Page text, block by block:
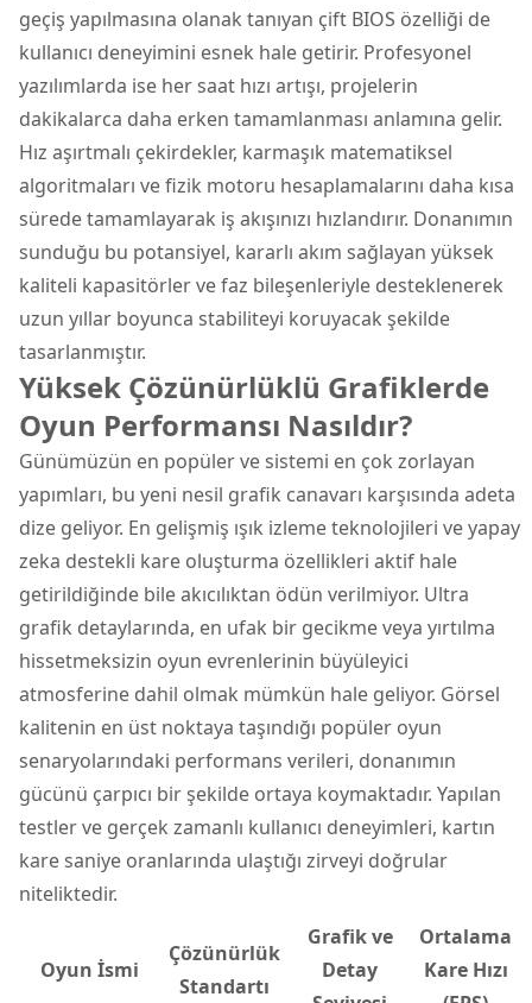
geçiş yapılmasına olanak tanıyan çift BIOS özelliği de
kullanıcı deneyimini esnek hale getirir. Profesyonel
yazılımlarda ise her saat hızı artışı, projelerin
dakikalarca daha erken tamamlanması anlamına gelir.
Hız aşırtmalı çekirdekler, karmaşık matematiksel
algoritmaları ve fizik motoru hesaplamalarını daha kısa
sürede tamamlayarak iş akışınızı hızlandırır. Donanımın
sunduğu bu potansiyel, kararlı akım sağlayan yüksek
kaliteli kapasitörler ve faz bileşenleriyle desteklenerek
uzun yıllar boyunca stabiliteyi koruyacak şekilde
tasarlanmıştır.
Yüksek Çözünürlüklü Grafiklerde
Oyun Performansı Nasıldır?
Günümüzün en popüler ve sistemi en çok zorlayan
yapımları, bu yeni nesil grafik canavarı karşısında adeta
dize geliyor. En gelişmiş ışık izleme teknolojileri ve yapay
zeka destekli kare oluşturma özellikleri aktif hale
getirildiğinde bile akıcılıktan ödün verilmiyor. Ultra
grafik detaylarında, en ufak bir gecikme veya yırtılma
hissetmeksizin oyun evrenlerinin büyüleyici
atmosferine dahil olmak mümkün hale geliyor. Görsel
kalitenin en üst noktaya taşındığı popüler oyun
senaryolarındaki performans verileri, donanımın
gücünü çarpıcı bir şekilde ortaya koymaktadır. Yapılan
testler ve gerçek zamanlı kullanıcı deneyimleri, kartın
kare saniye oranlarında ulaştığı zirveyi doğrular
niteliktedir.
Oyun İsmi
Çözünürlük
Standartı
Grafik ve
Detay
Ortalama
Kare Hızı